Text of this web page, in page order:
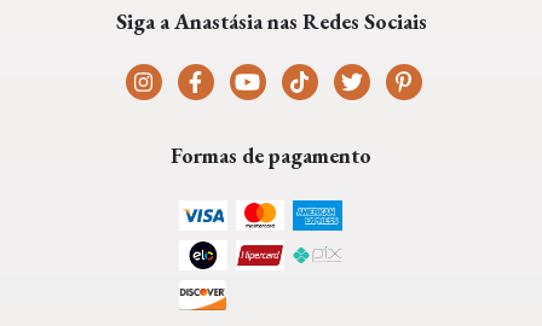
Siga a Anastásia nas Redes Sociais
Formas de pagamento